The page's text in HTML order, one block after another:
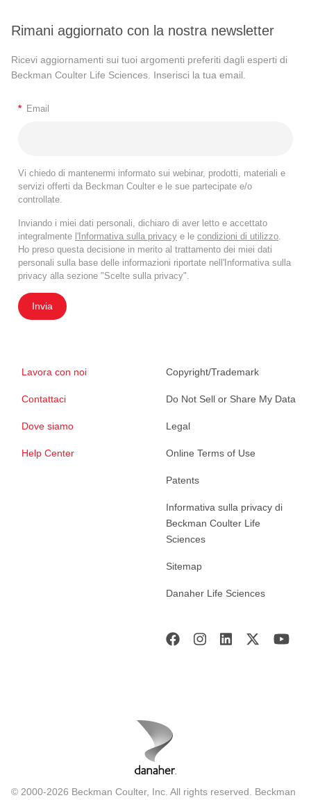
Rimani aggiornato con la nostra newsletter
Ricevi aggiornamenti sui tuoi argomenti preferiti dagli esperti di
Beckman Coulter Life Sciences. Inserisci la tua email.
* Email
Vi chiedo di mantenermi informato sui webinar, prodotti, materiali e
servizi offerti da Beckman Coulter e le sue partecipate e/o
controllate.
Inviando i miei dati personali, dichiaro di aver letto e accettato
integralmente l'Informativa sulla privacy e le condizioni di utilizzo.
Ho preso questa decisione in merito al trattamento dei miei dati
personali sulla base delle informazioni riportate nell'Informativa sulla
privacy alla sezione "Scelte sulla privacy".
Invia
Lavora con noi
Contattaci
Dove siamo
Help Center
Copyright/Trademark
Do Not Sell or Share My Data
Legal
Online Terms of Use
Patents
Informativa sulla privacy di
Beckman Coulter Life
Sciences
Sitemap
Danaher Life Sciences
© 2000-2026 Beckman Coulter, Inc. All rights reserved. Beckman